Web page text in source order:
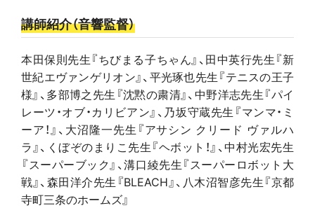
講師紹介（音響監督）
本田保則先生『ちびまる子ちゃん』、田中英行先生『新
世紀エヴァンゲリオン』、平光琢也先生『テニスの王子
様』、多部博之先生『沈黙の粛清』、中野洋志先生『パイ
レーツ・オブ・カリビアン』、乃坂守蔵先生『マンマ・ミ
ーア！』、大沼隆一先生『アサシン クリード ヴァルハ
ラ』、くぼぞのまりこ先生『ヘボット！』、中村光宏先生
『スーパーブック』、溝口綾先生『スーパーロボット大
戦』、森田洋介先生『BLEACH』、八木沼智彦先生『京都
寺町三条のホームズ』